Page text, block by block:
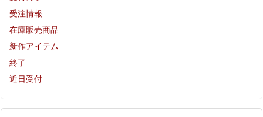
受注情報
在庫販売商品
新作アイテム
終了
近日受付